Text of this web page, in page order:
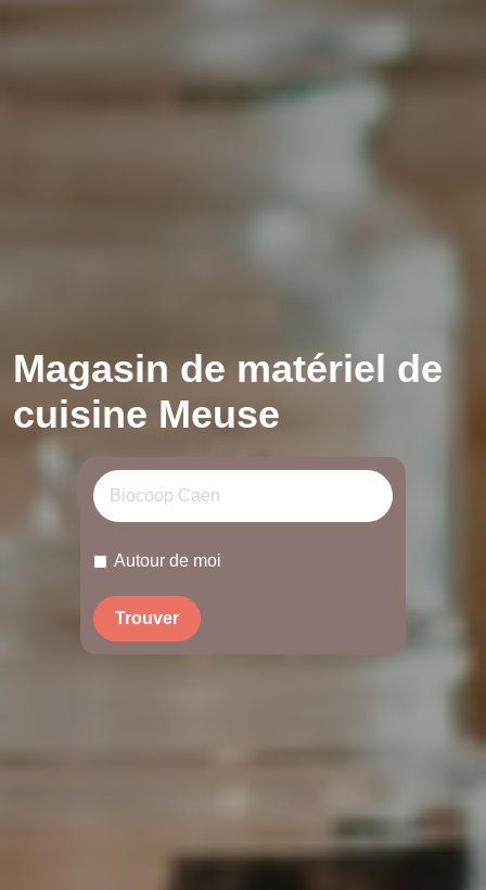
Magasin de matériel de
cuisine Meuse
Autour de moi
Trouver